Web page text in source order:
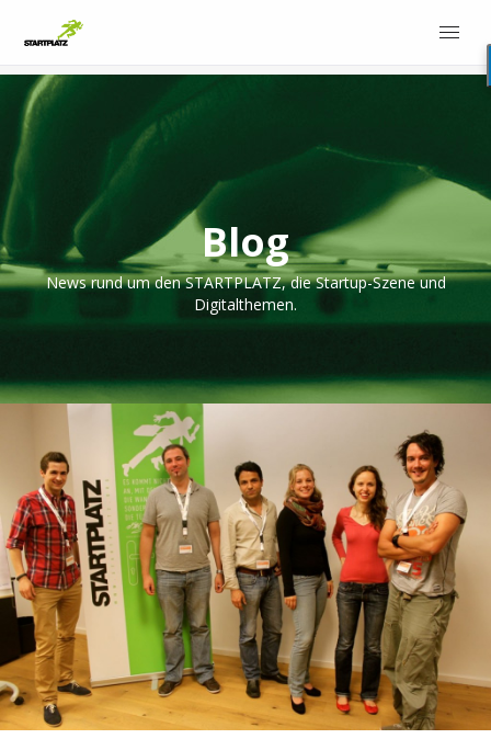
Blog
News rund um den STARTPLATZ, die Startup-Szene und
Digitalthemen.